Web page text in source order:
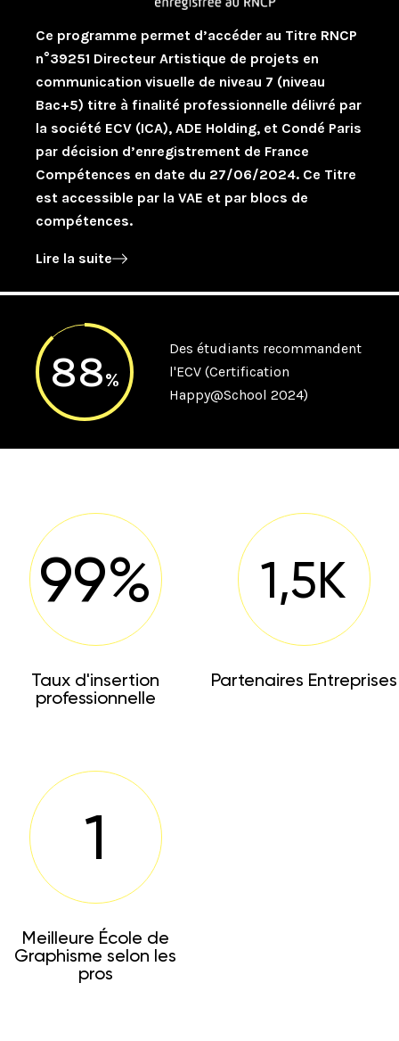
Ce programme permet d’accéder au Titre RNCP
n°39251 Directeur Artistique de projets en
communication visuelle de niveau 7 (niveau
Bac+5) titre à finalité professionnelle délivré par
la société ECV (ICA), ADE Holding, et Condé Paris
par décision d’enregistrement de France
Compétences en date du 27/06/2024. Ce Titre
est accessible par la VAE et par blocs de
compétences.
Lire la suite
88%
Des étudiants recommandent
l'ECV (Certification
Happy@School 2024)
99%
Taux d'insertion
professionnelle
1,5K
Partenaires Entreprises
1
Meilleure École de
Graphisme selon les
pros